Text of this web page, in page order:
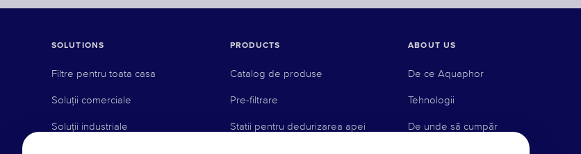
SOLUTIONS
Filtre pentru toata casa
Soluții comerciale
Soluții industriale
PRODUCTS
Catalog de produse
Pre-filtrare
Statii pentru dedurizarea apei
ABOUT US
De ce Aquaphor
Tehnologii
De unde să cumpăr